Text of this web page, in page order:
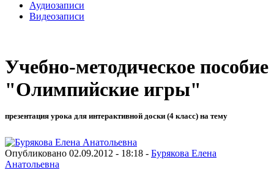
Аудиозаписи
Видеозаписи
Учебно-методическое пособие
"Олимпийские игры"
презентация урока для интерактивной доски (4 класс) на тему
Опубликовано 02.09.2012 - 18:18 - Бурякова Елена
Анатольевна